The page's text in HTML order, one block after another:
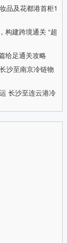
品及花都港首柜1
构建跨境通关 “超
给足通关攻略
沙至南京冷链物
长沙至连云港冷